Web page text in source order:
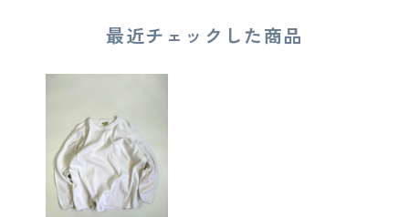
最近チェックした商品